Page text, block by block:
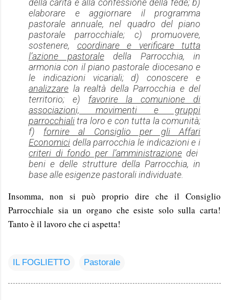
elaborare e aggiornare il programma
pastorale annuale, nel quadro del piano
pastorale parrocchiale; c) promuovere,
sostenere, coordinare e verificare tutta
l’azione pastoraledella Parrocchia, in
armonia con il piano pastorale diocesano e
le indicazioni vicariali; d) conoscere e
analizzare la realtà della Parrocchia e del
territorio; e) favorire la comunione di
associazioni, movimenti e gruppi
parrocchialitra loro e con tutta la comunità;
f) fornire al Consiglio per gli Affari
Economici della parrocchia le indicazioni e i
criteri di fondo per l’amministrazionedei
beni e delle strutture della Parrocchia, in
base alle esigenze pastorali individuate.
Insomma, non si può proprio dire che il Consiglio
Parrocchiale sia un organo che esiste solo sulla carta!
Tanto è il lavoro che ci aspetta!
IL FOGLIETTO Pastorale